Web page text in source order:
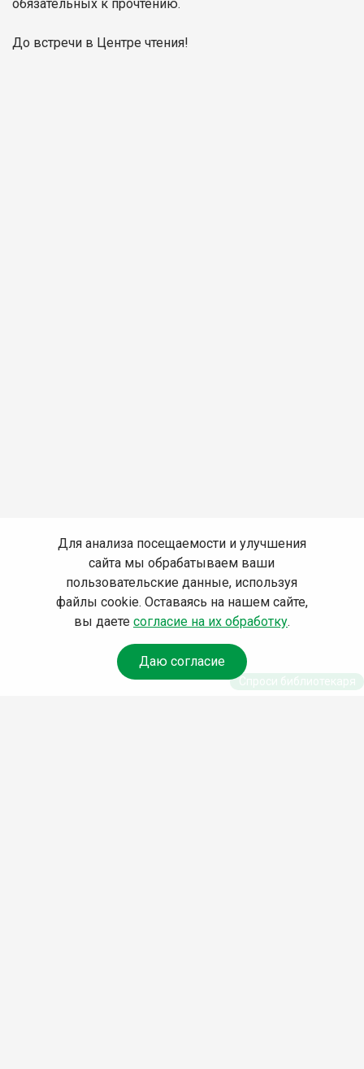
обязательных к прочтению.
До встречи в Центре чтения!
Для анализа посещаемости и улучшения
сайта мы обрабатываем ваши
пользовательские данные, используя
файлы cookie. Оставаясь на нашем сайте,
вы даете согласие на их обработку.
Даю согласие
Спроси библиотекаря